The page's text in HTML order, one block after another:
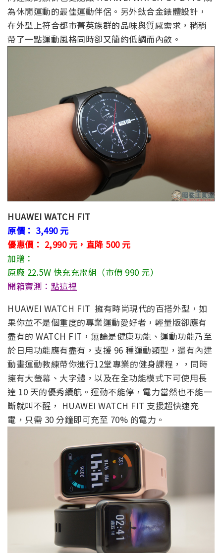
為休閒運動的最佳運動伴侶。另外鈦合金錶體設計，
在外型上符合都市菁英族群的品味與質感需求，稍稍
帶了一點運動風格同時卻又簡約低調而內斂。
HUAWEI WATCH FIT
原價： 3,490 元
優惠價： 2,990 元，直降 500 元
加贈：
原廠 22.5W 快充充電組（市價 990 元）
開箱實測： 點這裡
HUAWEI WATCH FIT 擁有時尚現代的百搭外型，如
果你並不是個重度的專業運動愛好者，輕量版卻應有
盡有的 WATCH FIT，無論是健康功能、運動功能乃至
於日用功能應有盡有，支援 96 種運動類型，還有內建
動畫運動教練帶你進行12堂專業的健身課程，，同時
擁有大螢幕、大字體，以及在全功能模式下可使用長
達 10 天的優秀續航。運動不能停，電力當然也不能一
斷就叫不醒， HUAWEI WATCH FIT 支援超快速充
電，只需 30 分鐘即可充至 70% 的電力。